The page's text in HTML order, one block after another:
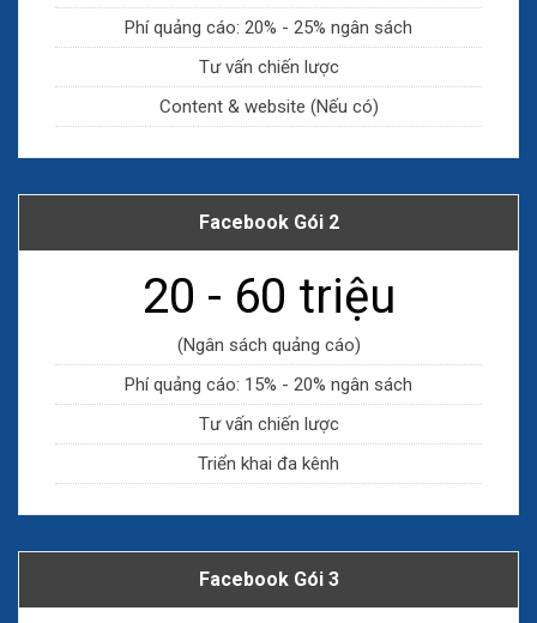
Phí quảng cáo: 20% - 25% ngân sách
Tư vấn chiến lược
Content & website (Nếu có)
Facebook Gói 2
20 - 60 triệu
(Ngân sách quảng cáo)
Phí quảng cáo: 15% - 20% ngân sách
Tư vấn chiến lược
Triển khai đa kênh
Facebook Gói 3